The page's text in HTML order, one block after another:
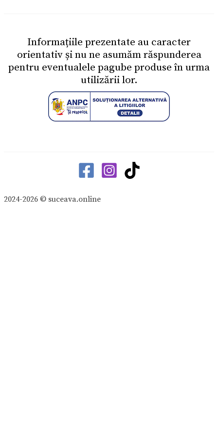
Informațiile prezentate au caracter
orientativ și nu ne asumăm răspunderea
pentru eventualele pagube produse în urma
utilizării lor.
2024-2026 © suceava.online